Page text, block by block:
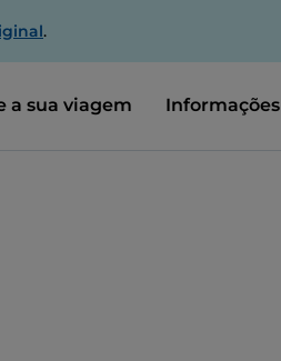
.
a sua viagem Informações